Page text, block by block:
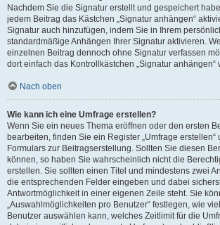
Nachdem Sie die Signatur erstellt und gespeichert
jedem Beitrag das Kästchen „Signatur anhängen“
Signatur auch hinzufügen, indem Sie in Ihrem
standardmäßige Anhängen Ihrer Signatur aktivieren.
einzelnen Beitrag dennoch ohne Signatur verfassen
dort einfach das Kontrollkästchen „Signatur
Nach oben
Wie kann ich eine Umfrage erstellen?
Wenn Sie ein neues Thema eröffnen oder den ersten
bearbeiten, finden Sie ein Register „Umfrage erstellen“
Formulars zur Beitragserstellung. Sollten Sie diesen
können, so haben Sie wahrscheinlich nicht die
erstellen. Sie sollten einen Titel und mindestens zwei
die entsprechenden Felder eingeben und dabei
Antwortmöglichkeit in einer eigenen Zeile steht. Sie
„Auswahlmöglichkeiten pro Benutzer“ festlegen, wie
Benutzer auswählen kann, welches Zeitlimit für die